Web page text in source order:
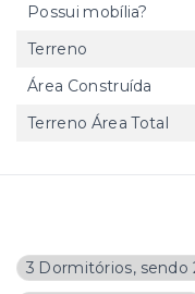
3 Dormitórios, sendo
Possui mobília?
Terreno
Área Construída
Terreno Área Total